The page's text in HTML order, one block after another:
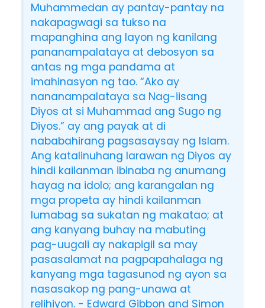
Muhammedan ay pantay-pantay na
nakapagwagi sa tukso na
mapanghina ang layon ng kanilang
pananampalataya at debosyon sa
antas ng mga pandama at
imahinasyon ng tao. “Ako ay
nananampalataya sa Nag-iisang
Diyos at si Muhammad ang Sugo ng
Diyos.” ay ang payak at di
nababahirang pagsasaysay ng Islam.
Ang katalinuhang larawan ng Diyos ay
hindi kailanman ibinaba ng anumang
hayag na idolo; ang karangalan ng
mga propeta ay hindi kailanman
lumabag sa sukatan ng makatao; at
ang kanyang buhay na mabuting
pag-uugali ay nakapigil sa may
pasasalamat na pagpapahalaga ng
kanyang mga tagasunod ng ayon sa
nasasakop ng pang-unawa at
relihiyon. - Edward Gibbon and Simon